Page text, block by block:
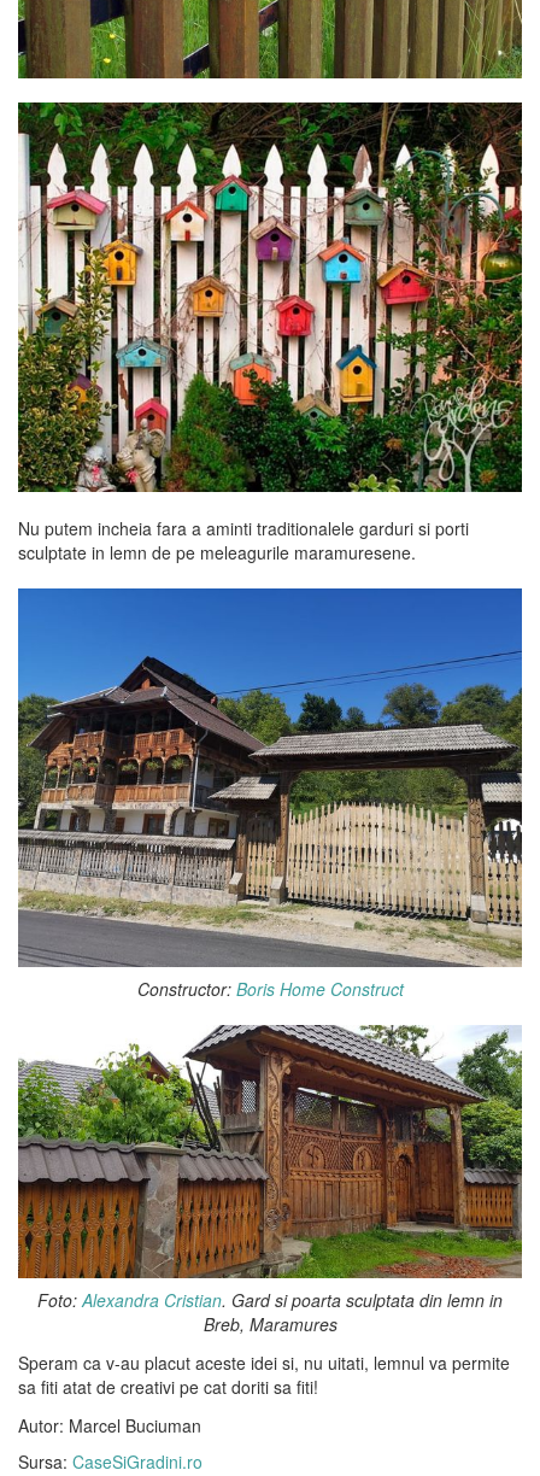
Nu putem incheia fara a aminti traditionalele garduri si porti
sculptate in lemn de pe meleagurile maramuresene.
Constructor: Boris Home Construct
Foto:Alexandra Cristian. Gard si poarta sculptata din lemn in
Breb, Maramures
Speram ca v-au placut aceste idei si, nu uitati, lemnul va permite
sa fiti atat de creativi pe cat doriti sa fiti!
Autor: Marcel Buciuman
Sursa: CaseSiGradini.ro